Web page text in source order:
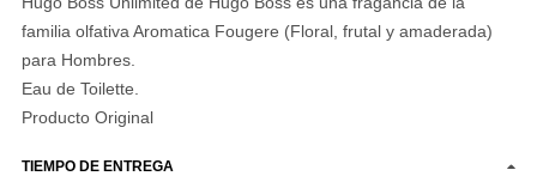
familia olfativa Aromatica Fougere (Floral, frutal y amaderada)
para Hombres.
Eau de Toilette.
Producto Original
TIEMPO DE ENTREGA